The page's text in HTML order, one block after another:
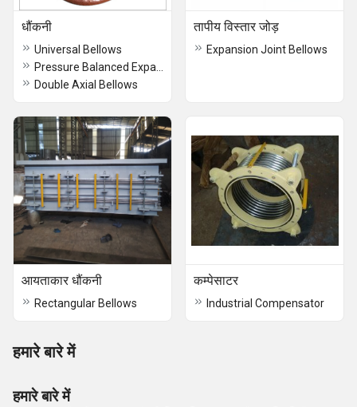
धौंकनी
Universal Bellows
Double Axial Bellows
तापीय विस्तार जोड़
Expansion Joint Bellows
आयताकार धौंकनी
Rectangular Bellows
कम्पेसाटर
Industrial Compensator
हमारे बारे में
हमारे बारे में